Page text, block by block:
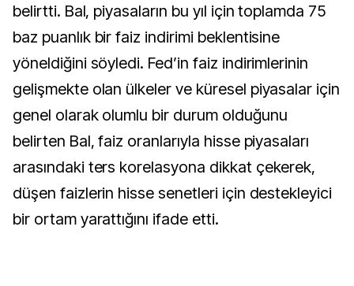
belirtti. Bal, piyasaların bu yıl için toplamda 75
baz puanlık bir faiz indirimi beklentisine
yöneldiğini söyledi. Fed’in faiz indirimlerinin
gelişmekte olan ülkeler ve küresel piyasalar için
genel olarak olumlu bir durum olduğunu
belirten Bal, faiz oranlarıyla hisse piyasaları
arasındaki ters korelasyona dikkat çekerek,
düşen faizlerin hisse senetleri için destekleyici
bir ortam yarattığını ifade etti.